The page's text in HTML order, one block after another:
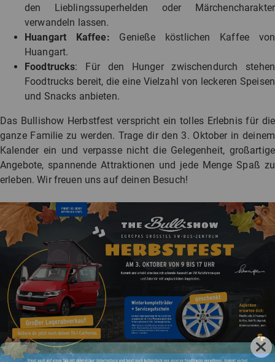
den Lieblingssuperhelden oder Märchencharakter
verwandeln lassen.
Huangart Kaffee: Genieße köstlichen Kaffee von
Huangart.
Foodtrucks: Für den Hunger zwischendurch stehen
Foodtrucks bereit, die eine Vielzahl von leckeren Speisen
und Snacks anbieten.
Das Bullishow Herbstfest verspricht ein tolles Erlebnis für die
ganze Familie zu werden. Trage dir den 3. Oktober in deinem
Kalender ein und verpasse nicht die Gelegenheit, großartige
Angebote, spannende Attraktionen und jede Menge Spaß zu
erleben. Wir freuen uns auf deinen Besuch!